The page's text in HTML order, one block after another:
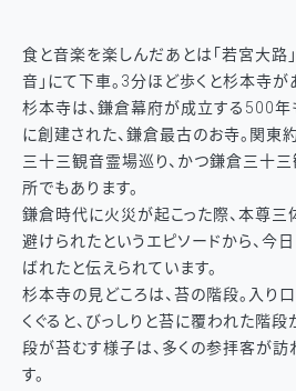
食と音楽を楽しんだあとは「若宮大路
音」にて下車。3分ほど歩くと杉本寺が
杉本寺は、鎌倉幕府が成立する500年
に創建された、鎌倉最古のお寺。関
三十三観音霊場巡り、かつ鎌倉三十
所でもあります。
鎌倉時代に火災が起こった際、本尊
避けられたというエピソードから、今
ばれたと伝えられています。
杉本寺の見どころは、苔の階段。入り
くぐると、びっしりと苔に覆われた階段
段が苔むす様子は、多くの参拝客が訪
す。